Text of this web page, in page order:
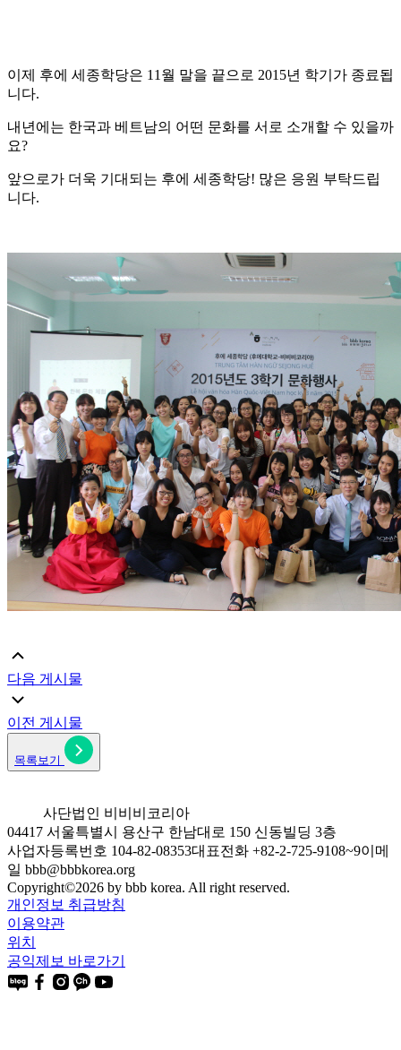
이제 후에 세종학당은 11월 말을 끝으로 2015년 학기가 종료됩
니다.
내년에는 한국과 베트남의 어떤 문화를 서로 소개할 수 있을까
요?
앞으로가 더욱 기대되는 후에 세종학당! 많은 응원 부탁드립
니다.
다음 게시물
이전 게시물
목록보기
사단법인 비비비코리아
04417 서울특별시 용산구 한남대로 150 신동빌딩 3층
사업자등록번호 104-82-08353대표전화 +82-2-725-9108~9이메
일 bbb@bbbkorea.org
Copyright©2026 by bbb korea. All right reserved.
개인정보 취급방침
이용약관
위치
공익제보 바로가기